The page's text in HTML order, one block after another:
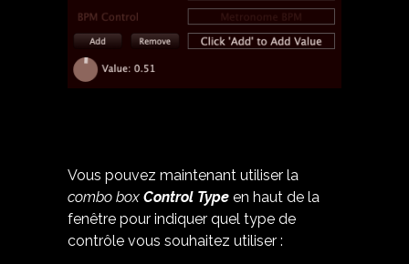
Vous pouvez maintenant utiliser la
combo box Control Type en haut de la
fenêtre pour indiquer quel type de
contrôle vous souhaitez utiliser :